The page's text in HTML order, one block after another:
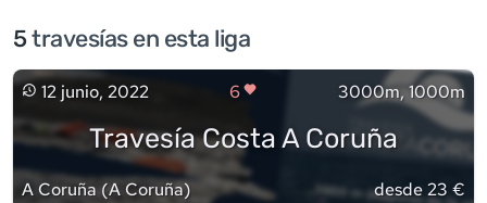
5travesíasen esta liga
12 junio, 2022 6 3000m, 1000m
Travesía Costa A Coruña
A Coruña (A Coruña) desde 23 €